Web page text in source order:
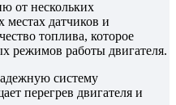
от нескольких
местах датчиков и
топлива, которое
режимов работы двигателя.
систему
перегрев двигателя и